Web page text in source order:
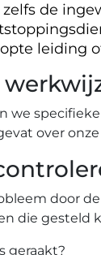
zelfs de
leiding
over
door
die gesteld
geraakt?